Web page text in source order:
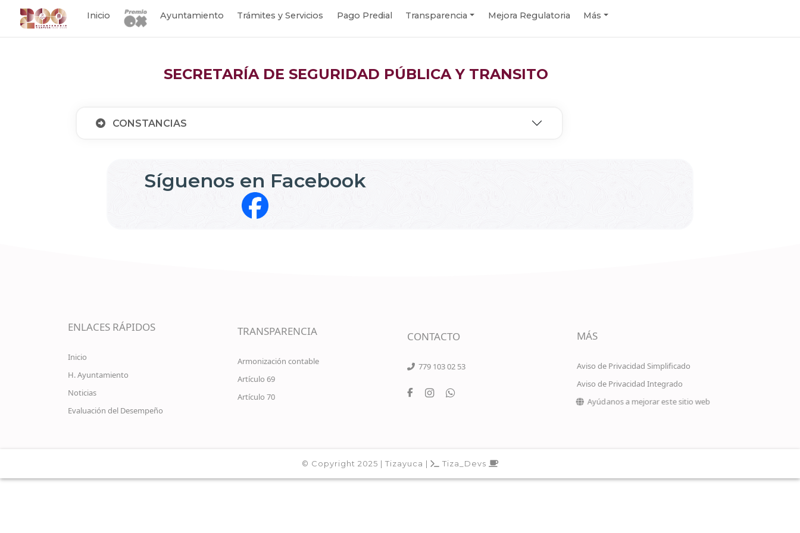
Inicio Ayuntamiento Trámites y Servicios Pago Predial Transparencia Mejora Regulatoria Más
SECRETARÍA DE SEGURIDAD PÚBLICA Y TRANSITO
CONSTANCIAS
Síguenos en Facebook
ENLACES RÁPIDOS
Inicio
H. Ayuntamiento
Noticias
Evaluación del Desempeño
TRANSPARENCIA
Armonización contable
Artículo 69
Artículo 70
CONTACTO
779 103 02 53
MÁS
Aviso de Privacidad Simplificado
Aviso de Privacidad Integrado
Ayúdanos a mejorar este sitio web
© Copyright 2025 | Tizayuca | Tiza_Devs